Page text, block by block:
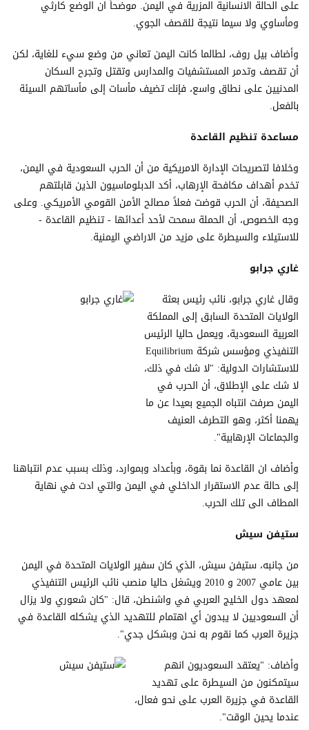
على الحالة الانسانية المزرية في اليمن. موضحاً ان الوضع كارثي
ومأساوي ولا سيما نتيجة للقصف الجوي.
وأضاف بيل روف، لطالما كانت اليمن تعاني من وضع سيء للغاية، لكن
أن تقصف وتدمر المستشفيات والمدارس وتقتل وتجرح السكان
المدنيين على نطاق واسع، فإنك تضيف مأسات إلى مأساتهم السيئة
بالفعل.
مساعدة تنظيم القاعدة
وخلافا لتصريحات الإدارة الامريكية من أن الحرب السعودية في اليمن،
تخدم أهداف مكافحة الإرهاب، أكد الدبلوماسيون الذين قابلتهم
الصحيفة، أن الحرب قوضت فعلاً مصالح الأمن القومي الأمريكي. وعلى
وجه الخصوص، أن الحملة سمحت لأحد أعدائها - تنظيم القاعدة -
للاستيلاء والسيطرة على مزيد من الاراضي اليمنية.
غاري جرابو
وقال غاري جرابو، نائب رئيس بعثة
الولايات المتحدة السابق إلى المملكة
العربية السعودية، ويعمل حاليا الرئيس
التنفيذي ومؤسس شركة Equilibrium
للاستشارات الدولية: "لا شك في ذلك،
لا شك على الإطلاق، أن الحرب في
اليمن صرفت انتباه الجميع بعيدا عن ما
يهمنا أكثر، وهو التطرف العنيف
والجماعات الإرهابية".
وأضاف ان القاعدة نما بقوة، وبأعداد وبموارد، وذلك بسبب عدم انتباهنا
إلى حالة عدم الاستقرار الداخلي في اليمن والتي ادت في نهاية
المطاف الى تلك الحرب.
ستيفن سيش
من جانبه، ستيفن سيش، الذي كان سفير الولايات المتحدة في اليمن
بين عامي 2007 و 2010 ويشغل حاليا منصب نائب الرئيس التنفيذي
لمعهد دول الخليج العربي في واشنطن، قال: "كان شعوري ولا يزال
أن السعوديين لا يبدون أي اهتمام للتهديد الذي يشكله القاعدة في
جزيرة العرب كما نقوم به نحن وبشكل جدي".
وأضاف: "يعتقد السعوديون انهم
سيتمكنون من السيطرة على تهديد
القاعدة في جزيرة العرب على نحو فعال،
عندما يحين الوقت".